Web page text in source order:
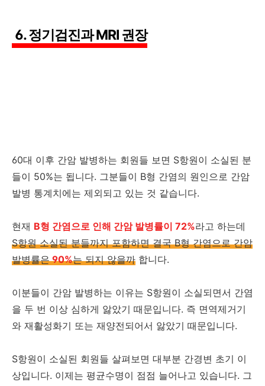
6. 정기검진과 MRI 권장
60대 이후 간암 발병하는 회원들 보면 S항원이 소실된 분
들이 50%는 됩니다. 그분들이 B형 간염의 원인으로 간암
발병 통계치에는 제외되고 있는 것 같습니다.
현재 B형 간염으로 인해 간암 발병률이 72%라고 하는데
S항원 소실된 분들까지 포함하면 결국 B형 간염으로 간암
발병률은90%는 되지 않을까 합니다.
이분들이 간암 발병하는 이유는 S항원이 소실되면서 간염
을 두 번 이상 심하게 앓았기 때문입니다. 즉 면역제거기
와 재활성화기 또는 재양전되어서 앓았기 때문입니다.
S항원이 소실된 회원들 살펴보면 대부분 간경변 초기 이
상입니다. 이제는 평균수명이 점점 늘어나고 있습니다. 그